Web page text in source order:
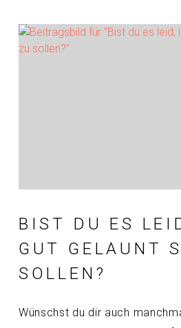
BIST DU ES
GUT GELAUNT
SOLLEN?
Wünschst du dir auch